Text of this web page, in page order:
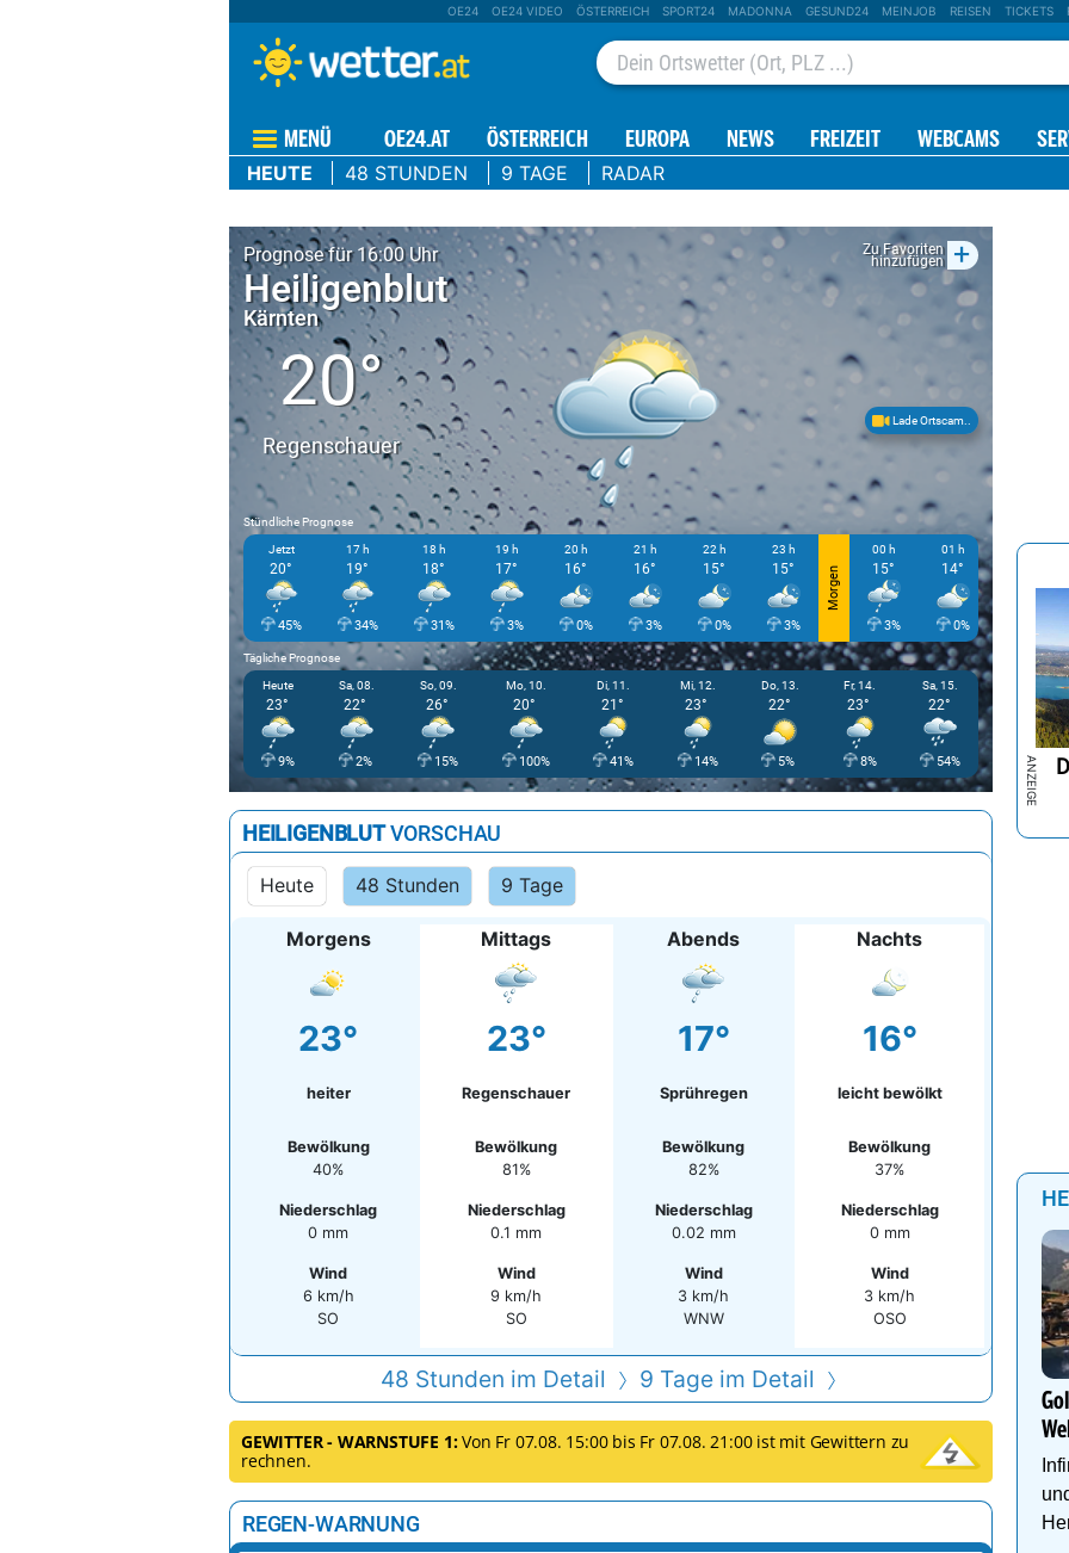
OE24 OE24 VIDEO ÖSTERREICH SPORT24 MADONNA GESUND24 MEINJOB REISEN TICKETS
MENÜ OE24.AT ÖSTERREICH EUROPA NEWS FREIZEIT WEBCAMS
HEUTE 48 STUNDEN 9 TAGE RADAR
Prognose für 16:00 Uhr Zu Favoriten
hinzufügen +
Heiligenblut
Kärnten
20°
Regenschauer
Lade Ortscam..
Stündliche Prognose
Jetzt
20°
45%
17 h
19°
34%
18 h
18°
31%
19 h
17°
3%
20 h
16°
0%
21 h
16°
3%
22 h
15°
0%
23 h
15°
3%
Morgen
00 h
15°
3%
01 h
14°
0%
02 h
0%
Tägliche Prognose
Heute
23°
9%
Sa, 08.
22°
2%
So, 09.
26°
15%
Mo, 10.
20°
100%
Di, 11.
21°
41%
Mi, 12.
23°
14%
Do, 13.
22°
5%
Fr, 14.
23°
8%
Sa, 15.
22°
54%
HEILIGENBLUTVORSCHAU
Heute 48 Stunden 9 Tage
Morgens
23°
heiter
Bewölkung
40%
Niederschlag
0 mm
Wind
6 km/h
SO
Mittags
23°
Regenschauer
Bewölkung
81%
Niederschlag
0.1 mm
Wind
9 km/h
SO
Abends
17°
Sprühregen
Bewölkung
82%
Niederschlag
0.02 mm
Wind
3 km/h
WNW
Nachts
16°
leicht bewölkt
Bewölkung
37%
Niederschlag
0 mm
Wind
3 km/h
OSO
48 Stunden im Detail 9 Tage im Detail
GEWITTER - WARNSTUFE 1:Von Fr 07.08. 15:00 bis Fr 07.08. 21:00 ist mit Gewittern zu
rechnen.
REGEN-WARNUNG